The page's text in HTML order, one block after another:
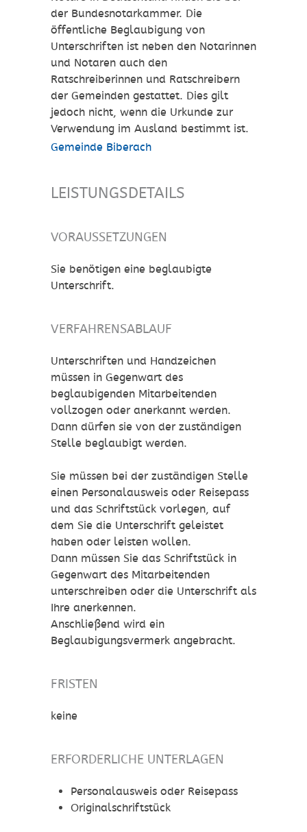
der Bundesnotarkammer. Die
öffentliche Beglaubigung von
Unterschriften ist neben den Notarinnen
und Notaren auch den
Ratschreiberinnen und Ratschreibern
der Gemeinden gestattet. Dies gilt
jedoch nicht, wenn die Urkunde zur
Verwendung im Ausland bestimmt ist.
Gemeinde Biberach
LEISTUNGSDETAILS
VORAUSSETZUNGEN
Sie benötigen eine beglaubigte
Unterschrift.
VERFAHRENSABLAUF
Unterschriften und Handzeichen
müssen in Gegenwart des
beglaubigenden Mitarbeitenden
vollzogen oder anerkannt werden.
Dann dürfen sie von der zuständigen
Stelle beglaubigt werden.
Sie müssen bei der zuständigen Stelle
einen Personalausweis oder Reisepass
und das Schriftstück vorlegen, auf
dem Sie die Unterschrift geleistet
haben oder leisten wollen.
Dann müssen Sie das Schriftstück in
Gegenwart des Mitarbeitenden
unterschreiben oder die Unterschrift als
Ihre anerkennen.
Anschließend wird ein
Beglaubigungsvermerk angebracht.
FRISTEN
keine
ERFORDERLICHE UNTERLAGEN
Personalausweis oder Reisepass
Originalschriftstück